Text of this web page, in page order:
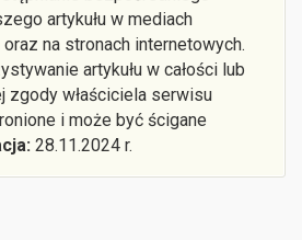
artykułu w mediach
na stronach internetowych.
artykułu w całości lub
zgody właściciela serwisu
i może być ścigane
28.11.2024 r.